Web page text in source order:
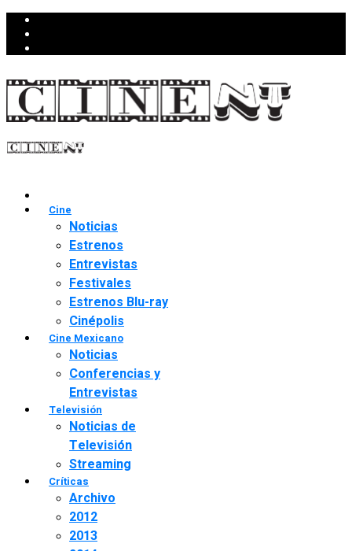
Cine
Noticias
Estrenos
Entrevistas
Festivales
Estrenos Blu-ray
Cinépolis
Cine Mexicano
Noticias
Conferencias y
Entrevistas
Televisión
Noticias de
Televisión
Streaming
Críticas
Archivo
2012
2013